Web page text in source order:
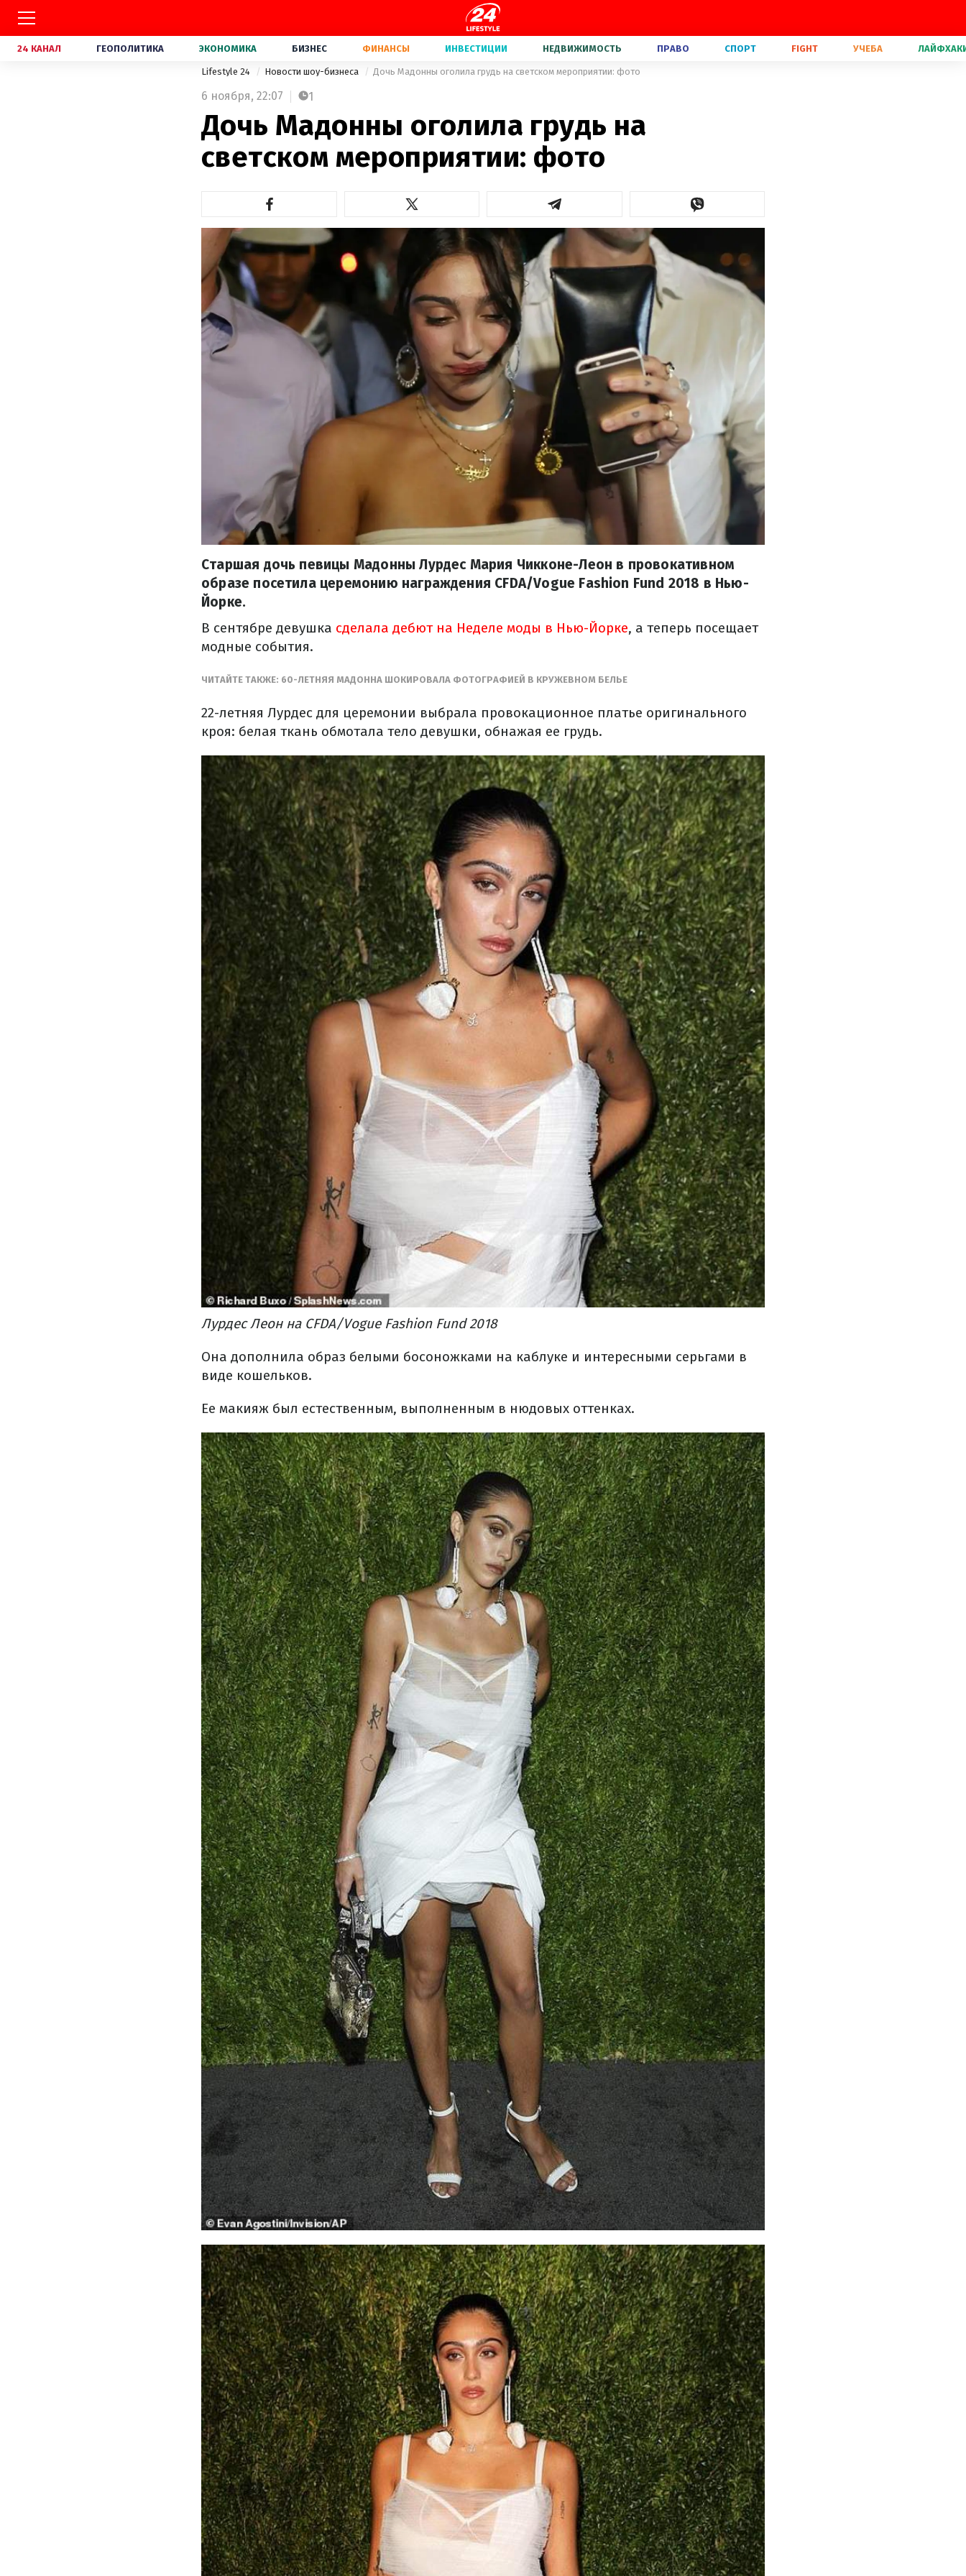
24 КАНАЛ ГЕОПОЛИТИКА ЭКОНОМИКА БИЗНЕС ФИНАНСЫ ИНВЕСТИЦИИ НЕДВИЖИМОСТЬ ПРАВО СПОРТ FIGHT УЧЕБА
Lifestyle 24 Новости шоу-бизнеса Дочь Мадонны оголила грудь на светском мероприятии: фото
6 ноября, 22:07 1
Дочь Мадонны оголила грудь на
светском мероприятии: фото
Старшая дочь певицы Мадонны Лурдес Мария Чикконе-Леон в провокативном
образе посетила церемонию награждения CFDA/Vogue Fashion Fund 2018 в Нью-
Йорке.
В сентябре девушка сделала дебют на Неделе моды в Нью-Йорке, а теперь посещает
модные события.
ЧИТАЙТЕ ТАКЖЕ: 60-ЛЕТНЯЯ МАДОННА ШОКИРОВАЛА ФОТОГРАФИЕЙ В КРУЖЕВНОМ БЕЛЬЕ
22-летняя Лурдес для церемонии выбрала провокационное платье оригинального
кроя: белая ткань обмотала тело девушки, обнажая ее грудь.
Лурдес Леон на CFDA/Vogue Fashion Fund 2018
Она дополнила образ белыми босоножками на каблуке и интересными серьгами в
виде кошельков.
Ее макияж был естественным, выполненным в нюдовых оттенках.